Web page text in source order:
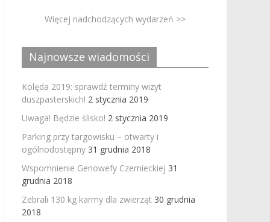
Więcej nadchodzących wydarzeń >>
Najnowsze wiadomości
Kolęda 2019: sprawdź terminy wizyt
duszpasterskich! 2 stycznia 2019
Uwaga! Będzie ślisko! 2 stycznia 2019
Parking przy targowisku – otwarty i
ogólnodostępny 31 grudnia 2018
Wspomnienie Genowefy Czernieckiej 31
grudnia 2018
Zebrali 130 kg karmy dla zwierząt 30 grudnia
2018